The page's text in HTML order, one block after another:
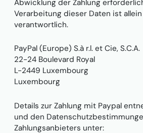
Abwicklung der Zahlung
Verarbeitung dieser Daten ist allein
verantwortlich.
PayPal (Europe) S.à r.l. et Cie, S.C.A.
22-24 Boulevard Royal
L-2449 Luxembourg
Luxembourg
Details zur Zahlung mit Paypal
und den
Zahlungsanbieters unter: